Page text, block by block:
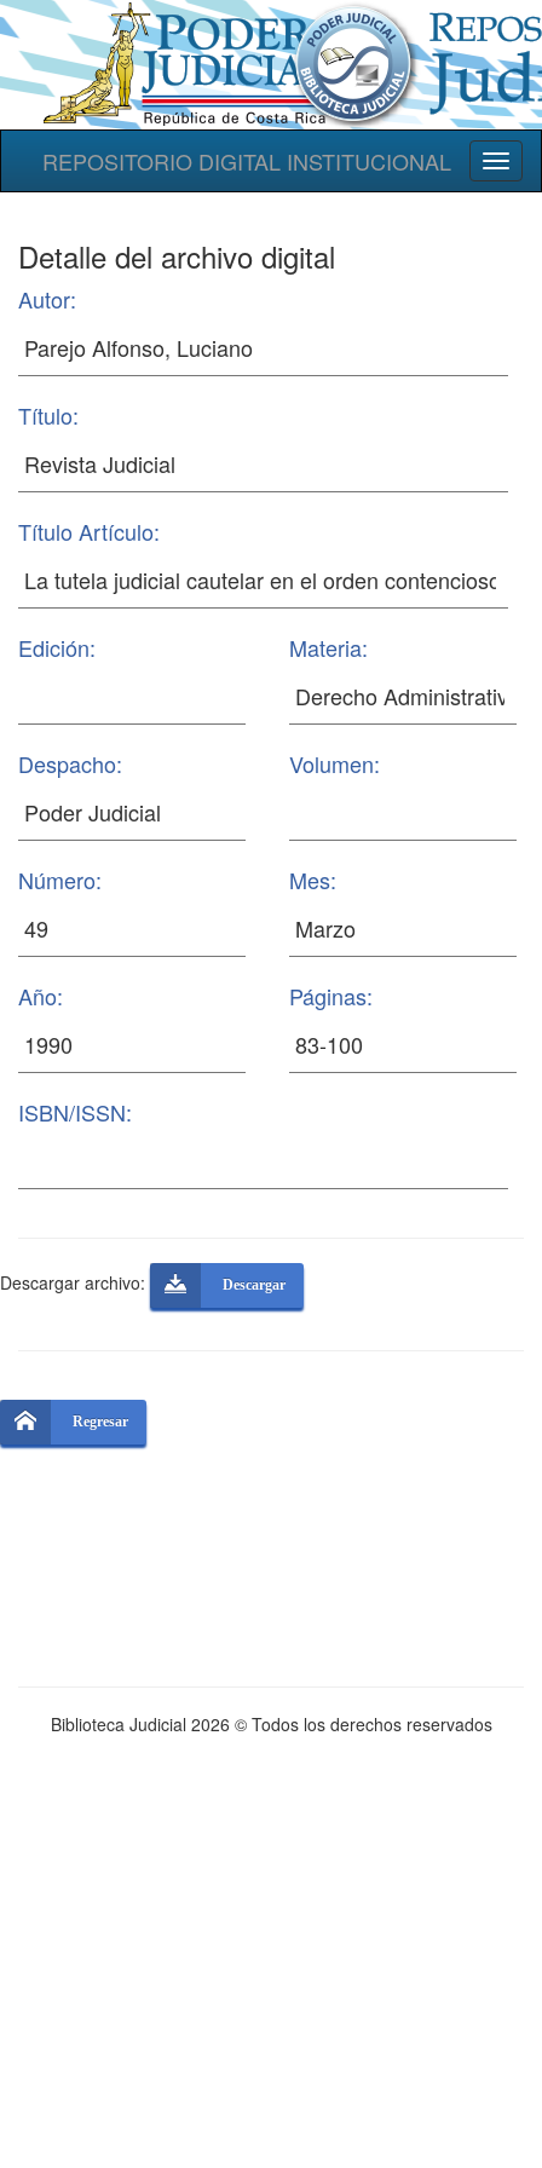
REPOSITORIO DIGITAL INSTITUCIONAL
Detalle del archivo digital
Autor:
Título:
Título Artículo:
Edición: Materia:
Despacho: Volumen:
Número: Mes:
Año: Páginas:
ISBN/ISSN:
Descargar archivo: Descargar
Regresar
Biblioteca Judicial 2026 © Todos los derechos reservados